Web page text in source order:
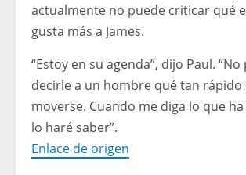
actualmente no puede criticar qué
gusta más a James.
“Estoy en su agenda”, dijo Paul.
decirle a un hombre qué tan rápido
moverse. Cuando me diga lo que
lo haré saber”.
Enlace de origen